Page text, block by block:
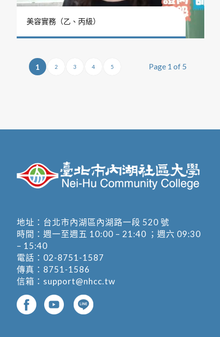
美容實務（乙、丙級）
Page 1 of 5
1 2 3 4 5
地址： 台北市內湖區內湖路一段 520 號
時間：週一至週五 10:00 – 21:40 ；週六 09:30
– 15:40
電話： 02-8751-1587
傳真：8751-1586
信箱： support@nhcc.tw